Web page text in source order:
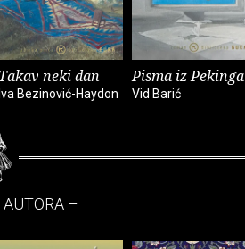
Takav neki dan
Iva Bezinović-Haydon
Pisma iz Pekinga
Vid Barić
–